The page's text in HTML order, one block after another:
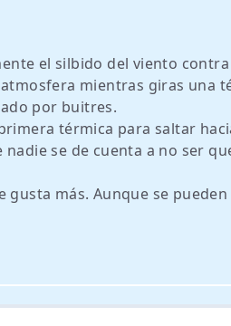
el silbido del viento
mientras giras una
por buitres.
térmica para saltar
se de cuenta a no ser
gusta más. Aunque se